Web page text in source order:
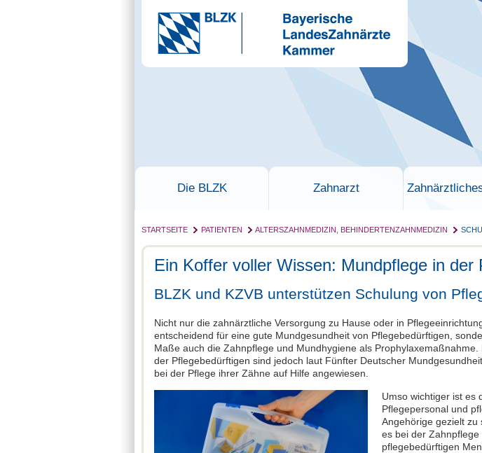
Die BLZK Zahnarzt
STARTSEITE PATIENTEN ALTERSZAHNMEDIZIN, BEHINDERTENZAHNMEDIZIN
Ein Koffer voller Wissen: Mundpflege in der
BLZK und KZVB unterstützen Schulung von
Nicht nur die zahnärztliche Versorgung zu Hause oder in
entscheidend für eine gute Mundgesundheit von Pflegebedürftigen,
Maße auch die Zahnpflege und Mundhygiene als Prophylaxemaßnahme.
der Pflegebedürftigen sind jedoch laut Fünfter Deutscher
bei der Pflege ihrer Zähne auf Hilfe angewiesen.
Umso wichtiger ist es
Pflegepersonal und
Angehörige gezielt zu
es bei der
pflegebedürftigen